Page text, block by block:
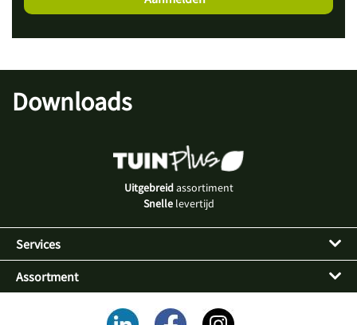
Downloads
Uitgebreidassortiment
Snellelevertijd
Services
Assortment